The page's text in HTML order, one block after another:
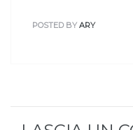
POSTED BY ARY